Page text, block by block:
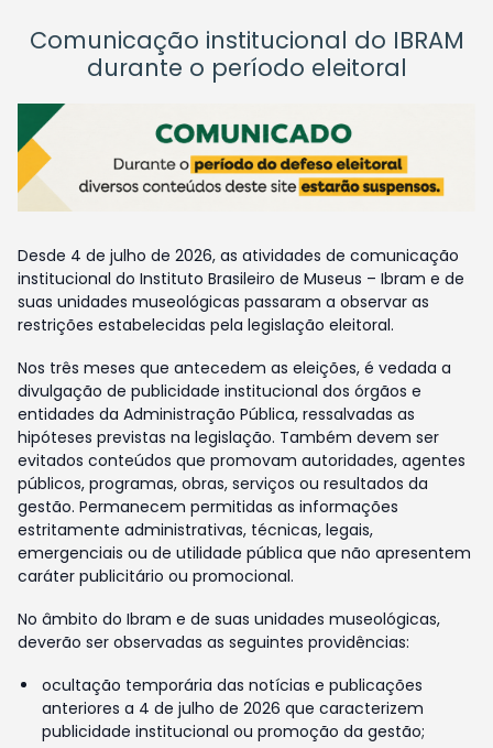
Comunicação institucional do IBRAM
durante o período eleitoral
Desde 4 de julho de 2026, as atividades de comunicação
institucional do Instituto Brasileiro de Museus – Ibram e de
suas unidades museológicas passaram a observar as
restrições estabelecidas pela legislação eleitoral.
Nos três meses que antecedem as eleições, é vedada a
divulgação de publicidade institucional dos órgãos e
entidades da Administração Pública, ressalvadas as
hipóteses previstas na legislação. Também devem ser
evitados conteúdos que promovam autoridades, agentes
públicos, programas, obras, serviços ou resultados da
gestão. Permanecem permitidas as informações
estritamente administrativas, técnicas, legais,
emergenciais ou de utilidade pública que não apresentem
caráter publicitário ou promocional.
No âmbito do Ibram e de suas unidades museológicas,
deverão ser observadas as seguintes providências:
ocultação temporária das notícias e publicações
anteriores a 4 de julho de 2026 que caracterizem
publicidade institucional ou promoção da gestão;